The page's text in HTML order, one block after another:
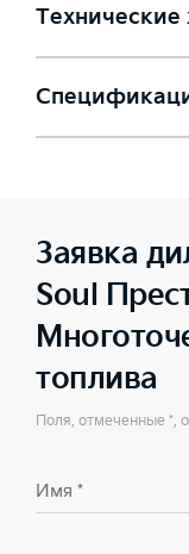
Технические
Заявка
Soul
топлива
Поля, отмеченные *,
Имя *